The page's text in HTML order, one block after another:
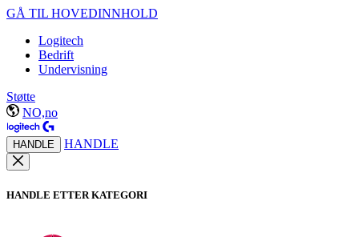
GÅ TIL HOVEDINNHOLD
Logitech
Bedrift
Undervisning
Støtte
NO,no
HANDLE HANDLE
HANDLE ETTER KATEGORI